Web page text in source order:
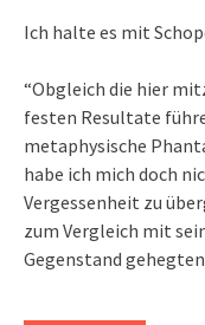
Ich halte es mit
“Obgleich die hier
festen Resultate
metaphysische
habe ich mich doch
Vergessenheit zu
zum Vergleich mit
Gegenstand